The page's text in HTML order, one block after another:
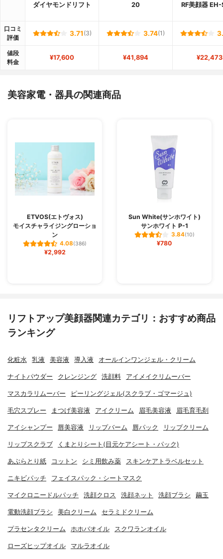
ダイヤモンドリフト
20
RF美顔器 EH-
口コミ
評価
3.71 (3) 3.74(1)
値段
料金
¥17,600 ¥41,894 ¥22,473
美容家電・器具の関連商品
ETVOS(エトヴォス)
モイスチャライジングローショ
ン
4.08(386)
¥2,992
Sun White(サンホワイト)
サンホワイト P-1
3.84(10)
¥780
リフトアップ美顔器関連カテゴリ：おすすめ商品
ランキング
化粧水 乳液 美容液 導入液 オールインワンジェル・クリーム
ナイトパウダー クレンジング 洗顔料 アイメイクリムーバー
マスカラリムーバー ピーリングジェル(スクラブ・ゴマージュ)
毛穴スプレー まつげ美容液 アイクリーム 眉毛美容液 眉毛育毛剤
アイシャンプー 唇美容液 リップバーム 唇パック リップクリーム
リップスクラブ くまとりシート(目元ケアシート・パック)
あぶらとり紙 コットン シミ用飲み薬 スキンケアトラベルセット
ニキビパッチ フェイスパック・シートマスク
マイクロニードルパッチ 洗顔クロス 洗顔ネット 洗顔ブラシ 繭玉
電動洗顔ブラシ 美白クリーム セラミドクリーム
プラセンタクリーム ホホバオイル スクワランオイル
ローズヒップオイル マルラオイル